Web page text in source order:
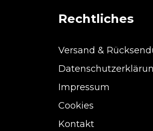
Rechtliches
Versand &
Impressum
Cookies
Kontakt